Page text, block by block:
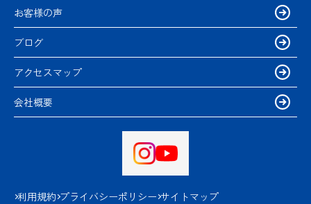
お客様の声
ブログ
アクセスマップ
会社概要
利用規約 プライバシーポリシー サイトマップ